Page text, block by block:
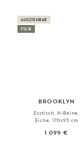
BROOKLYN
Esstisch, H-Beine,
Eiche, 170x95 cm
1 099 €
AUSZIEHBAR
FSC®